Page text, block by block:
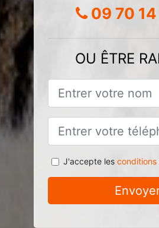
09 70 14
OU ÊTRE
J'accepte les conditions